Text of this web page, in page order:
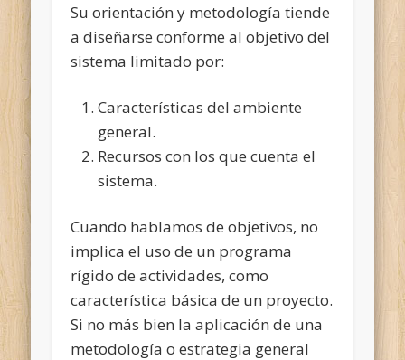
Su orientación y metodología tiende
a diseñarse conforme al objetivo del
sistema limitado por:
Características del ambiente
general.
Recursos con los que cuenta el
sistema.
Cuando hablamos de objetivos, no
implica el uso de un programa
rígido de actividades, como
característica básica de un proyecto.
Si no más bien la aplicación de una
metodología o estrategia general